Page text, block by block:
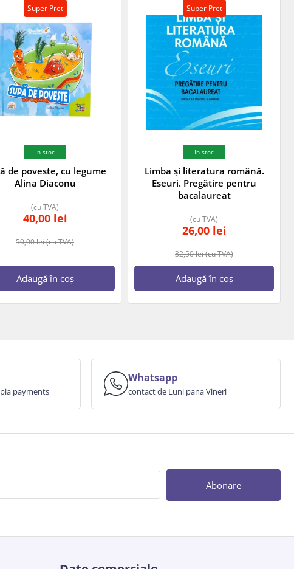
Super Pret
In stoc
de poveste, cu legume
Alina Diaconu
50,00lei(cu TVA)
40,00 lei
(cu TVA)
Adaugă în coș
Super Pret
In stoc
Limba și literatura română.
Eseuri. Pregătire pentru
bacalaureat
32,50lei(cu TVA)
26,00 lei
(cu TVA)
Adaugă în coș
payments
Whatsapp
contact de Luni pana Vineri
Abonare